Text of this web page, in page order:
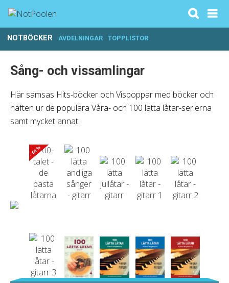
NOTBÖCKER AVDELNINGAR TOPPLISTOR
Sång- och vissamlingar
Här samsas Hits-böcker och Vispoppar med böcker och
häften ur de populära Våra- och 100 lätta låtar-serierna
samt mycket annat.
- 60 %